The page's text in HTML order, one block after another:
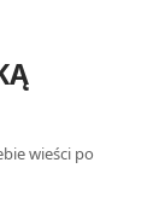
wieści po